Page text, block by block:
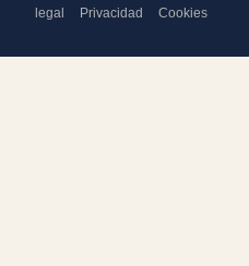
legal
Privacidad Cookies